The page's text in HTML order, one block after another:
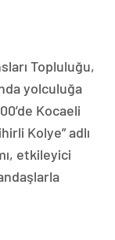
Topluluğu,
yolculuğa
Kocaeli
Kolye” adlı
etkileyici